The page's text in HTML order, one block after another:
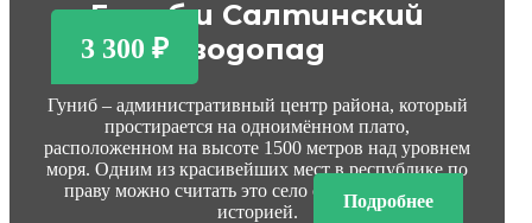
3 300 ₽
Гуниб и Салтинский
водопад
Гуниб – административный центр района, который
простирается на одноимённом плато,
расположенном на высоте 1500 метров над уровнем
моря. Одним из красивейших мест в республике по
праву можно считать это село со своей богатой
историей.
Подробнее